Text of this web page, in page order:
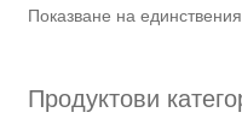
Показване на
Продуктови